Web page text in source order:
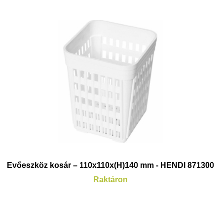
Evőeszköz kosár – 110x110x(H)140 mm - HENDI 871300
Raktáron